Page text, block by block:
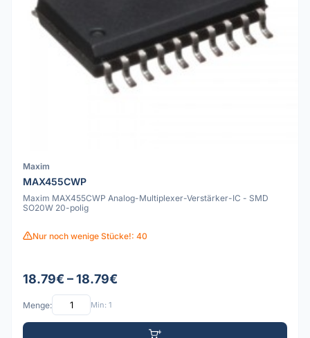
Maxim
MAX455CWP
Maxim MAX455CWP Analog-Multiplexer-Verstärker-IC - SMD
SO20W 20-polig
Nur noch wenige Stücke!: 40
18.79€ – 18.79€
Menge: Min: 1